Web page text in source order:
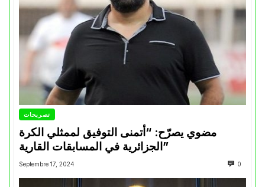
تصريحات
مضوي يصرّح: “أتمنى التوفيق لممثلي الكرة
الجزائرية في المسابقات القارية”
Septembre 17, 2024 0